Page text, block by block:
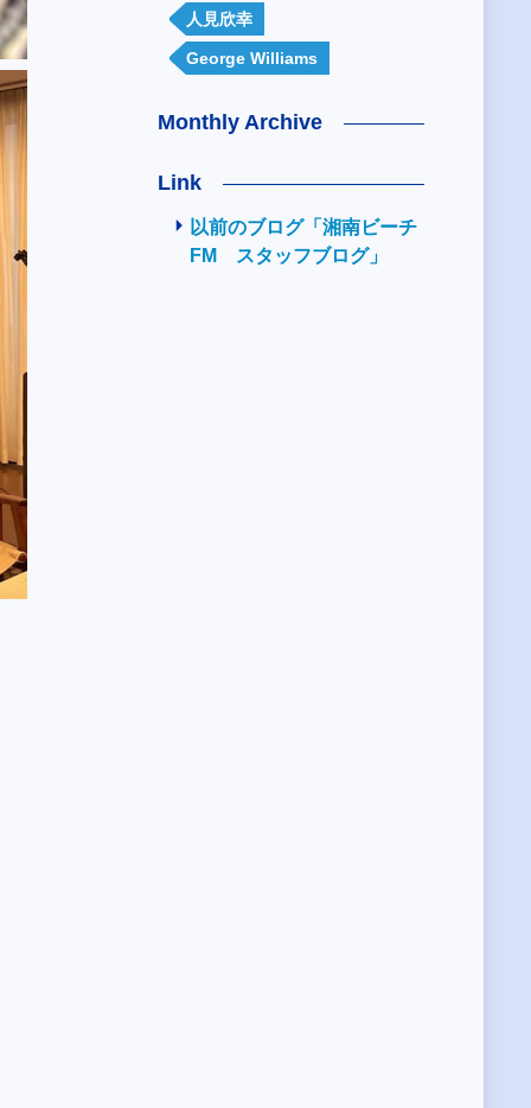
人見欣幸
George Williams
Monthly Archive
Link
以前のブログ「湘南ビーチ
FM スタッフブログ」